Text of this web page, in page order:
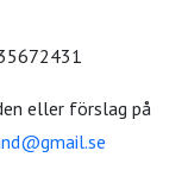
eller förslag på